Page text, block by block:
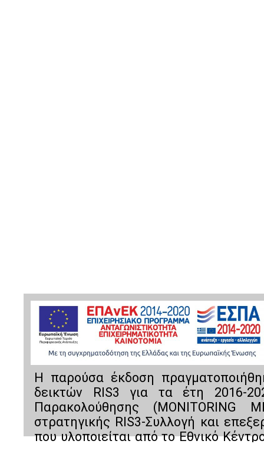
Η παρούσα έκδοση
δεικτών RIS3 για τα έτη 2016-
Παρακολούθησης (MONITORING
στρατηγικής RIS3-Συλλογή και
που υλοποιείται από το Εθνικό